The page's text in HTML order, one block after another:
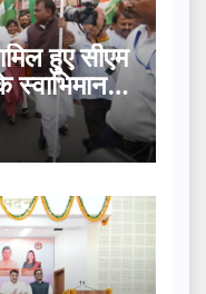
हुए सीएम
स्वाभिमान